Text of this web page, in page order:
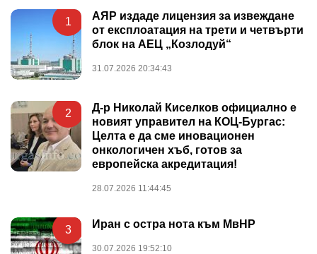
1
АЯР издаде лицензия за извеждане
от експлоатация на трети и четвърти
блок на АЕЦ „Козлодуй“
31.07.2026 20:34:43
2
Д-р Николай Киселков официално е
новият управител на КОЦ-Бургас:
Целта е да сме иновационен
онкологичен хъб, готов за
европейска акредитация!
28.07.2026 11:44:45
3 Иран с остра нота към МвНР
30.07.2026 19:52:10